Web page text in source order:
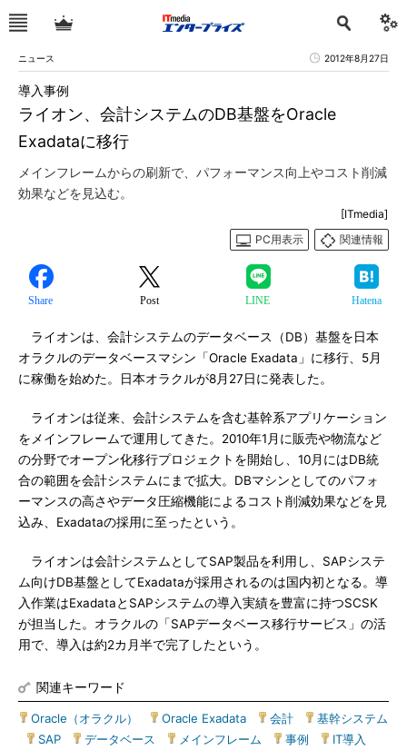
ニュース 2012年8月27日
ライオン、会計システムのDB基盤をOracle
Exadataに移行
導入事例
メインフレームからの刷新で、パフォーマンス向上やコスト削減
効果などを見込む。
[ITmedia]
PC用表示
関連情報
Share Post LINE Hatena
ライオンは、会計システムのデータベース（DB）基盤を日本
オラクルのデータベースマシン「Oracle Exadata」に移行、5月
に稼働を始めた。日本オラクルが8月27日に発表した。
ライオンは従来、会計システムを含む基幹系アプリケーション
をメインフレームで運用してきた。2010年1月に販売や物流など
の分野でオープン化移行プロジェクトを開始し、10月にはDB統
合の範囲を会計システムにまで拡大。DBマシンとしてのパフォ
ーマンスの高さやデータ圧縮機能によるコスト削減効果などを見
込み、Exadataの採用に至ったという。
ライオンは会計システムとしてSAP製品を利用し、SAPシステ
ム向けDB基盤としてExadataが採用されるのは国内初となる。導
入作業はExadataとSAPシステムの導入実績を豊富に持つSCSK
が担当した。オラクルの「SAPデータベース移行サービス」の活
用で、導入は約2カ月半で完了したという。
関連キーワード
Oracle（オラクル） Oracle Exadata 会計
基幹システム
SAP データベース メインフレーム 事例 IT導入